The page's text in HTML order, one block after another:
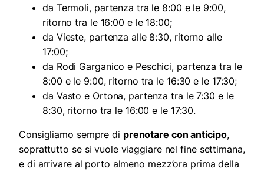
da Termoli, partenza tra le 8:00 e le 9:00,
ritorno tra le 16:00 e le 18:00;
da Vieste, partenza alle 8:30, ritorno alle
17:00;
da Rodi Garganico e Peschici, partenza tra le
8:00 e le 9:00, ritorno tra le 16:30 e le 17:30;
da Vasto e Ortona, partenza tra le 7:30 e le
8:30, ritorno tra le 16:00 e le 17:30.
Consigliamo sempre di prenotare con anticipo,
soprattutto se si vuole viaggiare nel fine settimana,
e di arrivare al porto almeno mezz’ora prima della